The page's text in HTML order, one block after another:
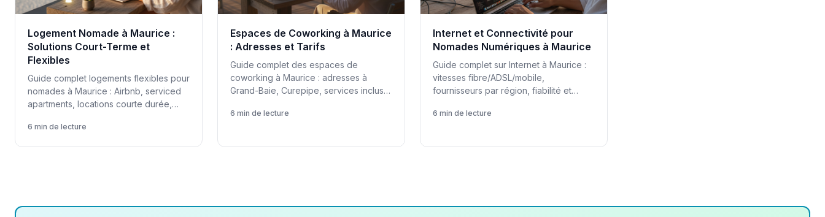
Logement Nomade à Maurice :
Solutions Court-Terme et
Flexibles
Guide complet logements flexibles pour
nomades à Maurice : Airbnb, serviced
apartments, locations courte durée,
6 min de lecture
Espaces de Coworking à Maurice
: Adresses et Tarifs
Guide complet des espaces de
coworking à Maurice : adresses à
Grand-Baie, Curepipe, services inclus,
6 min de lecture
Internet et Connectivité pour
Nomades Numériques à Maurice
Guide complet sur Internet à Maurice :
vitesses fibre/ADSL/mobile,
fournisseurs par région, fiabilité et
6 min de lecture